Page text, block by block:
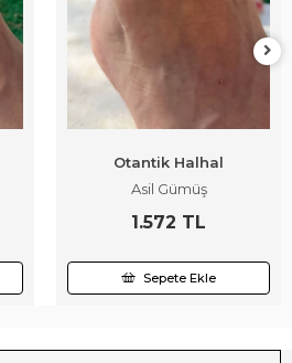
Otantik Halhal
Asil Gümüş
1.572 TL
Sepete Ekle